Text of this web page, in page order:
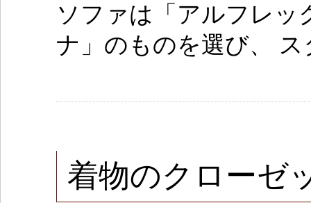
ソファは「アルフレッ
ナ」のものを選び、
着物のクローゼ